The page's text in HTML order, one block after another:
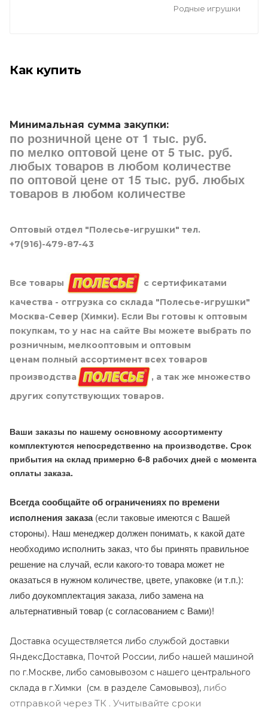
Родные игрушки
Как купить
Минимальная сумма закупки:
по розничной цене от 1 тыс. руб.
по мелко оптовой цене от 5 тыс. руб.
любых товаров в любом количестве
по оптовой цене от 15 тыс. руб. любых
товаров в любом количестве
Оптовый отдел "Полесье-игрушки" тел.
+7(916)-479-87-43
Все товары
с сертификатами
качества - отгрузка со склада "Полесье-игрушки"
Москва-Север (Химки). Если Вы готовы к оптовым
покупкам, то у нас на сайте Вы можете выбрать по
розничным, мелкооптовым и оптовым
ценам полный ассортимент всех товаров
производства
, а так же множество
других сопутствующих товаров.
Ваши заказы по нашему основному ассортименту
комплектуются непосредственно на производстве. Срок
прибытия на склад примерно 6-8 рабочих дней с момента
оплаты заказа.
Всегда сообщайте об ограничениях по времени
исполнения заказа(если таковые имеются с Вашей
стороны). Наш менеджер должен понимать, к какой дате
необходимо исполнить заказ, что бы принять правильное
решение на случай, если какого-то товара может не
оказаться в нужном количестве, цвете, упаковке (и т.п.):
либо доукомплектация заказа, либо замена на
альтернативный товар (с согласованием с Вами)!
Доставка осуществляется либо службой доставки
ЯндексДоставка, Почтой России, либо нашей машиной
по г.Москве, либо самовывозом с нашего центрального
склада в г.Химки (см. в разделе Самовывоз), либо
отправкой через ТК . Учитывайте сроки